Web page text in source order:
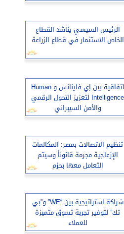
الرئيس السيسي يناشد القطاع
الخاص الاستثمار في قطاع الزراعة
اتفاقية بين إي فاينانس و Human
Intelligence لتعزيز التحول الرقمي
والأمن السيبراني
تنظيم الاتصالات بمصر: المكالمات
الإزعاجية مجرمة قانوناً وسيتم
التعامل معها بحزم
شراكة استراتيجية بين “WE” و”بي
تك” لتوفير تجربة تسوق متميزة
للعملاء